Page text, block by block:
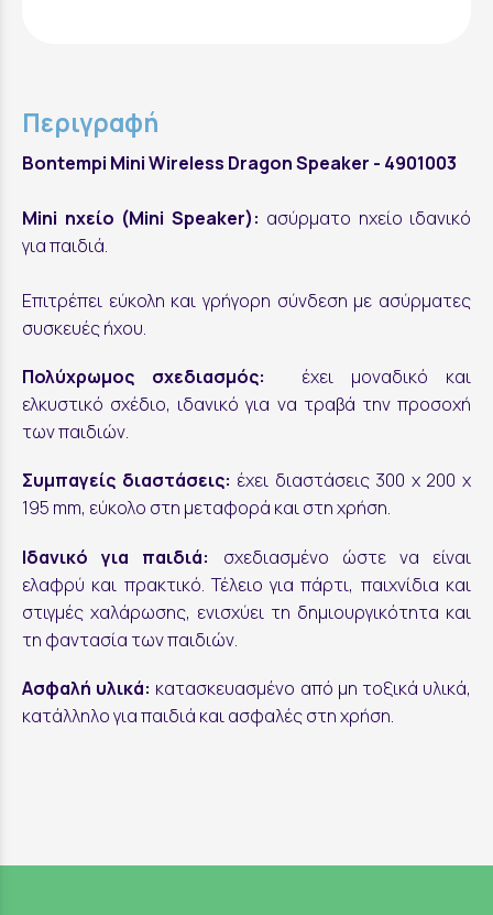
Περιγραφή
Bontempi Mini Wireless Dragon Speaker - 4901003
Mini ηχείο (Mini Speaker): ασύρματο ηχείο ιδανικό
για παιδιά.
Επιτρέπει εύκολη και γρήγορη σύνδεση με ασύρματες
συσκευές ήχου.
Πολύχρωμος σχεδιασμός:
έχει μοναδικό και
ελκυστικό σχέδιο, ιδανικό για να τραβά την προσοχή
των παιδιών.
Συμπαγείς διαστάσεις: έχει διαστάσεις 300 x 200 x
195 mm, εύκολο στη μεταφορά και στη χρήση.
Ιδανικό για παιδιά:
σχεδιασμένο ώστε να είναι
ελαφρύ και πρακτικό. Τέλειο για πάρτι, παιχνίδια και
στιγμές χαλάρωσης, ενισχύει τη δημιουργικότητα και
τη φαντασία των παιδιών.
Ασφαλή υλικά: κατασκευασμένο από μη τοξικά υλικά,
κατάλληλο για παιδιά και ασφαλές στη χρήση.